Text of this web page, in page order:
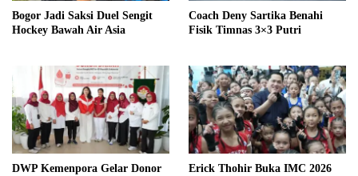
Bogor Jadi Saksi Duel Sengit
Hockey Bawah Air Asia
Coach Deny Sartika Benahi
Fisik Timnas 3×3 Putri
DWP Kemenpora Gelar Donor
Erick Thohir Buka IMC 2026